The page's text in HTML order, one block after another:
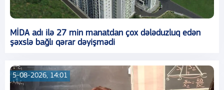
MİDA adı ilə 27 min manatdan çox dələduzluq edən
şəxslə bağlı qərar dəyişmədi
5-08-2026, 14:01